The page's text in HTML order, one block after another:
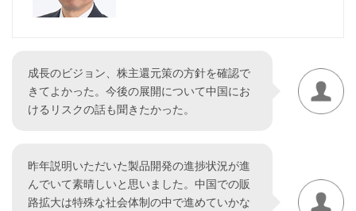
成長のビジョン、株主還元策の方針を確認で
きてよかった。今後の展開について中国にお
けるリスクの話も聞きたかった。
昨年説明いただいた製品開発の進捗状況が進
んでいて素晴しいと思いました。中国での販
路拡大は特殊な社会体制の中で進めていかな